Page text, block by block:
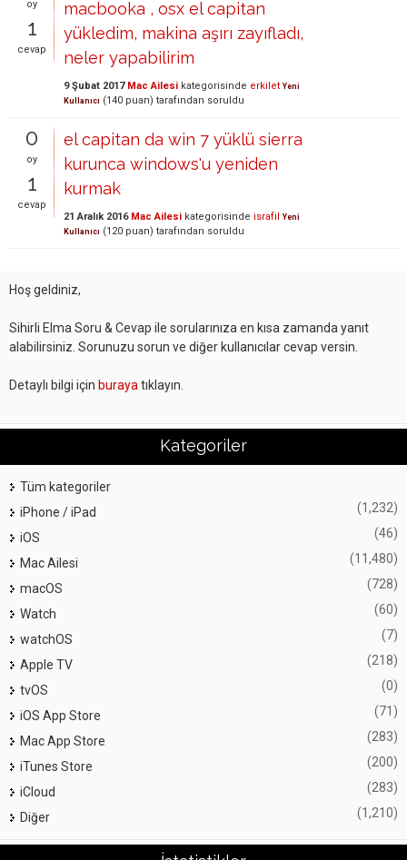
oy
1
cevap
macbooka , osx el capitan
yükledim, makina aşırı zayıfladı,
neler yapabilirim
9 Şubat 2017 Mac Ailesi kategorisinde erkilet Yeni
Kullanıcı (140 puan) tarafından soruldu
0
oy
1
cevap
el capitan da win 7 yüklü sierra
kurunca windows'u yeniden
kurmak
21 Aralık 2016 Mac Ailesi kategorisinde israfil
Yeni
Kullanıcı (120 puan) tarafından soruldu
Hoş geldiniz,
Sihirli Elma Soru & Cevap ile sorularınıza en kısa zamanda yanıt
alabilirsiniz. Sorunuzu sorun ve diğer kullanıcılar cevap versin.
Detaylı bilgi için burayatıklayın.
Kategoriler
Tüm kategoriler
iPhone / iPad
(1,232)
iOS (46)
Mac Ailesi (11,480)
macOS (728)
Watch (60)
watchOS (7)
Apple TV (218)
tvOS (0)
iOS App Store (71)
Mac App Store (283)
iTunes Store (200)
iCloud (283)
Diğer (1,210)